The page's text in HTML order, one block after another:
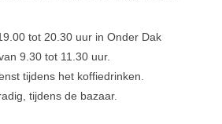
tot 20.30 uur in Onder Dak
9.30 tot 11.30 uur.
tijdens het koffiedrinken.
tijdens de bazaar.